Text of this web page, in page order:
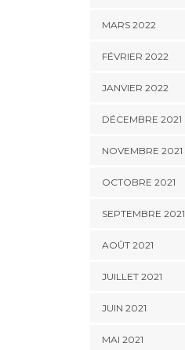
MARS 2022
FÉVRIER 2022
JANVIER 2022
DÉCEMBRE 2021
NOVEMBRE 2021
OCTOBRE 2021
SEPTEMBRE 2021
AOÛT 2021
JUILLET 2021
JUIN 2021
MAI 2021